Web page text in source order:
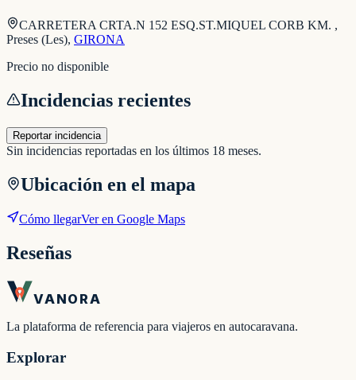
CARRETERA CRTA.N 152 ESQ.ST.MIQUEL CORB KM. ,
Preses (Les), GIRONA
Precio no disponible
Incidencias recientes
Reportar incidencia
Sin incidencias reportadas en los últimos 18 meses.
Ubicación en el mapa
Cómo llegarVer en Google Maps
Reseñas
VANORA
La plataforma de referencia para viajeros en autocaravana.
Explorar